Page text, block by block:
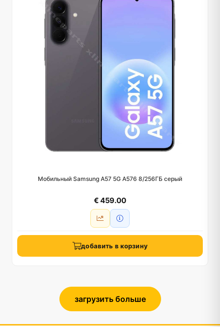
Мобильный Samsung A57 5G A576 8/256ГБ серый
€ 459.00
добавить в корзину
загрузить больше